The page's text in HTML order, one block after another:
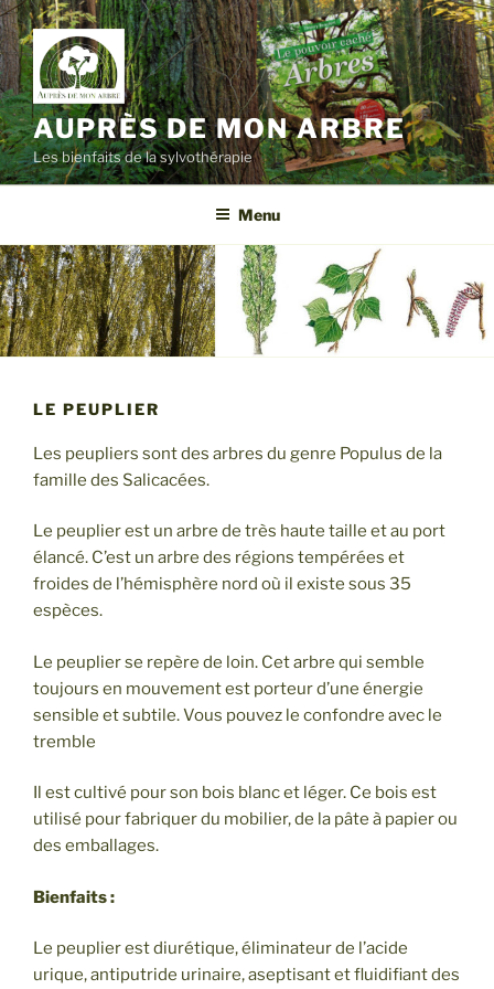
Aller
au
contenu
principal
AUPRÈS DE MON ARBRE
Les bienfaits de la sylvothérapie
Menu
LE PEUPLIER
Les peupliers sont des arbres du genre Populus de la
famille des Salicacées.
Le peuplier est un arbre de très haute taille et au port
élancé. C’est un arbre des régions tempérées et
froides de l’hémisphère nord où il existe sous 35
espèces.
Le peuplier se repère de loin. Cet arbre qui semble
toujours en mouvement est porteur d’une énergie
sensible et subtile. Vous pouvez le confondre avec le
tremble
Il est cultivé pour son bois blanc et léger. Ce bois est
utilisé pour fabriquer du mobilier, de la pâte à papier ou
des emballages.
Bienfaits :
Le peuplier est diurétique, éliminateur de l’acide
urique, antiputride urinaire, aseptisant et fluidifiant des